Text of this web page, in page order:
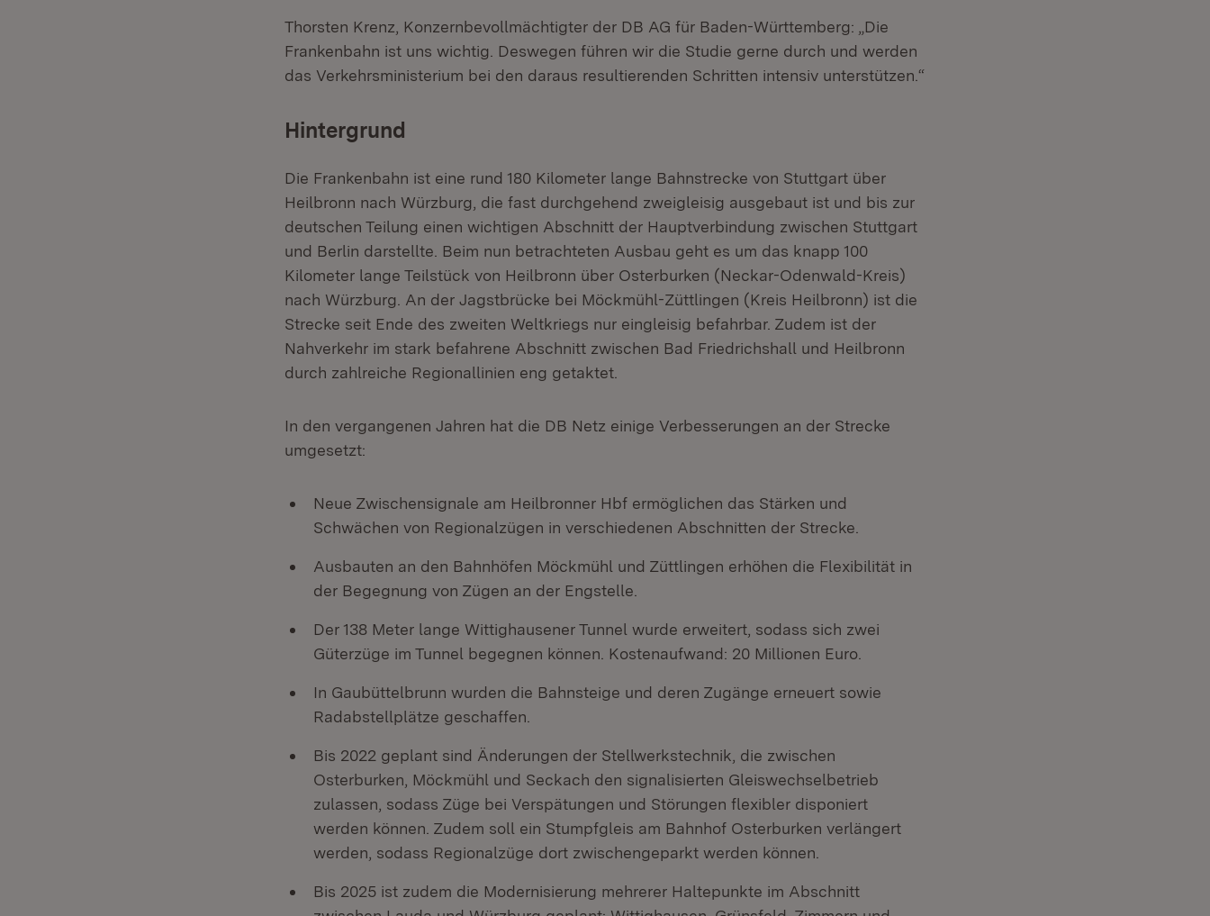
Thorsten Krenz, Konzernbevollmächtigter der DB AG für Baden-Württemberg: „Die
Frankenbahn ist uns wichtig. Deswegen führen wir die Studie gerne durch und werden
das Verkehrsministerium bei den daraus resultierenden Schritten intensiv unterstützen.“
Hintergrund
Die Frankenbahn ist eine rund 180 Kilometer lange Bahnstrecke von Stuttgart über
Heilbronn nach Würzburg, die fast durchgehend zweigleisig ausgebaut ist und bis zur
deutschen Teilung einen wichtigen Abschnitt der Hauptverbindung zwischen Stuttgart
und Berlin darstellte. Beim nun betrachteten Ausbau geht es um das knapp 100
Kilometer lange Teilstück von Heilbronn über Osterburken (Neckar-Odenwald-Kreis)
nach Würzburg. An der Jagstbrücke bei Möckmühl-Züttlingen (Kreis Heilbronn) ist die
Strecke seit Ende des zweiten Weltkriegs nur eingleisig befahrbar. Zudem ist der
Nahverkehr im stark befahrene Abschnitt zwischen Bad Friedrichshall und Heilbronn
durch zahlreiche Regionallinien eng getaktet.
In den vergangenen Jahren hat die DB Netz einige Verbesserungen an der Strecke
umgesetzt:
Neue Zwischensignale am Heilbronner Hbf ermöglichen das Stärken und
Schwächen von Regionalzügen in verschiedenen Abschnitten der Strecke.
Ausbauten an den Bahnhöfen Möckmühl und Züttlingen erhöhen die Flexibilität in
der Begegnung von Zügen an der Engstelle.
Der 138 Meter lange Wittighausener Tunnel wurde erweitert, sodass sich zwei
Güterzüge im Tunnel begegnen können. Kostenaufwand: 20 Millionen Euro.
In Gaubüttelbrunn wurden die Bahnsteige und deren Zugänge erneuert sowie
Radabstellplätze geschaffen.
Bis 2022 geplant sind Änderungen der Stellwerkstechnik, die zwischen
Osterburken, Möckmühl und Seckach den signalisierten Gleiswechselbetrieb
zulassen, sodass Züge bei Verspätungen und Störungen flexibler disponiert
werden können. Zudem soll ein Stumpfgleis am Bahnhof Osterburken verlängert
werden, sodass Regionalzüge dort zwischengeparkt werden können.
Bis 2025 ist zudem die Modernisierung mehrerer Haltepunkte im Abschnitt